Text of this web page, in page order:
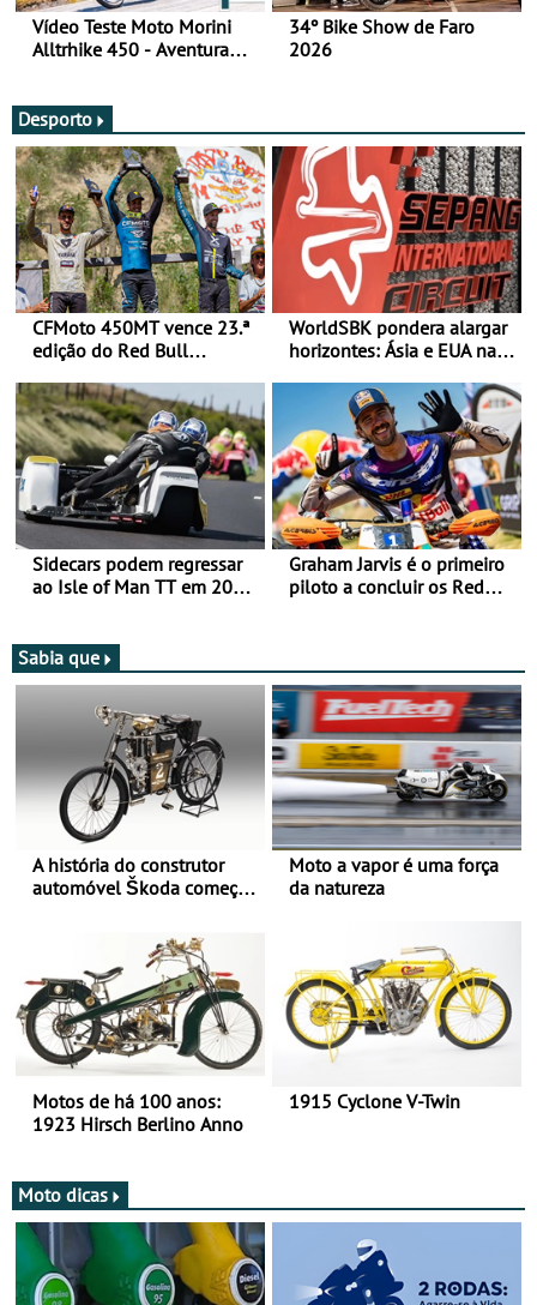
Vídeo Teste Moto Morini
Alltrhike 450 - Aventura
34º Bike Show de Faro
2026
Desporto
CFMoto 450MT vence 23.ª
edição do Red Bull
Categorias Adventure -
Vitória na Ultimate, Core e
Lite
WorldSBK pondera alargar
horizontes: Ásia e EUA na
Sidecars podem regressar
ao Isle of Man TT em 2027
Graham Jarvis é o primeiro
piloto a concluir os Red
Sabia que
A história do construtor
automóvel Škoda começou
Moto a vapor é uma força
da natureza
Motos de há 100 anos:
1923 Hirsch Berlino Anno
1915 Cyclone V-Twin
Moto dicas